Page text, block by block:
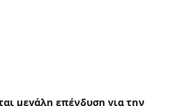
μεγάλη επένδυση για την